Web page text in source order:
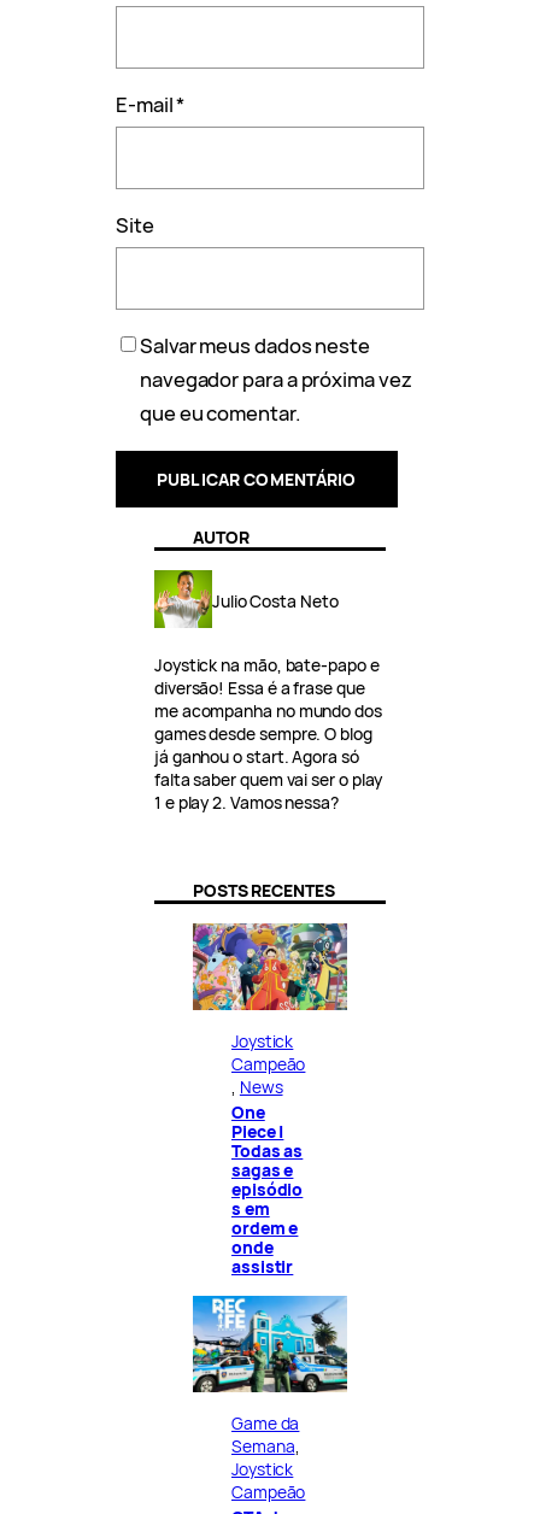
E-mail*
Site
Salvar meus dados neste
navegador para a próxima vez
que eu comentar.
AUTOR
Julio Costa Neto
Joystick na mão, bate-papo e
diversão! Essa é a frase que
me acompanha no mundo dos
games desde sempre. O blog
já ganhou o start. Agora só
falta saber quem vai ser o play
1 e play 2. Vamos nessa?
POSTS RECENTES
Joystick
Campeão
News
One
Piece |
Todas as
sagas e
episódio
s em
ordem e
onde
assistir
Game da
Semana
Joystick
Campeão